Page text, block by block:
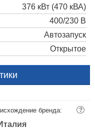
376 кВт (470 кВА)
400/230 В
Автозапуск
Открытое
бренда: ?